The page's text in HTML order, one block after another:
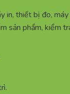
in, thiết bị đo,
sản phẩm, kiểm